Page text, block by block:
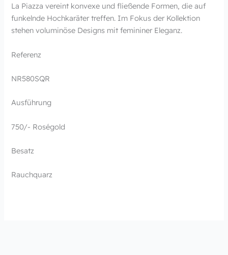
La Piazza vereint konvexe und fließende Formen, die auf
funkelnde Hochkaräter treffen. Im Fokus der Kollektion
stehen voluminöse Designs mit femininer Eleganz.
Referenz
NR580SQR
Ausführung
750/- Roségold
Besatz
Rauchquarz